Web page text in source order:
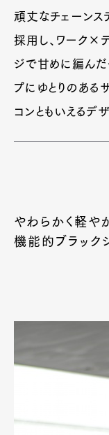
頑丈なチェーンス
採用し、ワーク×
ジで甘めに編んだ
プにゆとりのある
コンともいえるデザ
やわらかく軽やか
機能的ブラック